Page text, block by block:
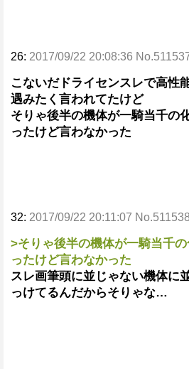
26: 2017/09/22 20:08:36
こないだドライセンスレで高性
遇みたく言われてたけど
そりゃ後半の機体が一騎当千の
ったけど言わなかった
32: 2017/09/22 20:11:07
>そりゃ後半の機体が一騎当千
ったけど言わなかった
スレ画筆頭に並じゃない機体に
っけてるんだからそりゃな…